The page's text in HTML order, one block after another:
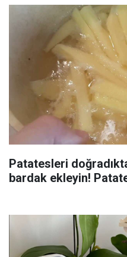
Patatesleri
bardak ekleyin!